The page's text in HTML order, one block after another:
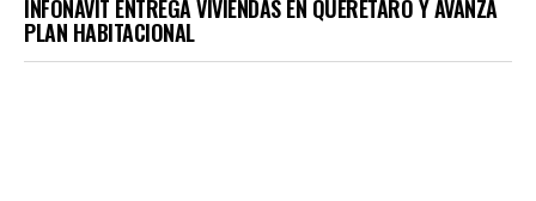
INFONAVIT ENTREGA VIVIENDAS EN QUERÉTARO Y AVANZA
PLAN HABITACIONAL